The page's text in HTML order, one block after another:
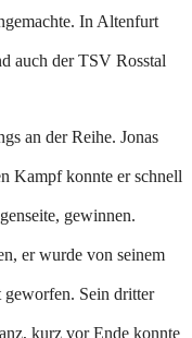
In Altenfurt
auch der TSV Rosstal
an der Reihe. Jonas
Kampf konnte er schnell
gewinnen.
er wurde von seinem
geworfen. Sein dritter
kurz vor Ende konnte